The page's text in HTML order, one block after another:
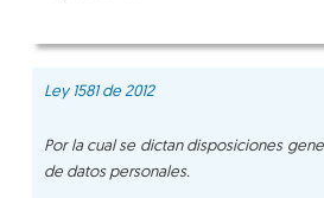
Ley 1581 de 2012
Por la cual se dictan disposiciones
de datos personales.